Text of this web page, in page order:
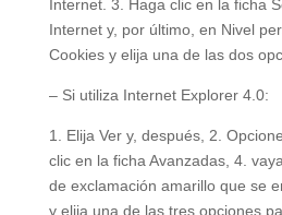
Internet. 3. Haga clic en la ficha
Internet y, por último, en Nivel
Cookies y elija una de las dos
– Si utiliza Internet Explorer 4.0:
1. Elija Ver y, después, 2.
clic en la ficha Avanzadas, 4.
de exclamación amarillo que se
y elija una de las tres opciones